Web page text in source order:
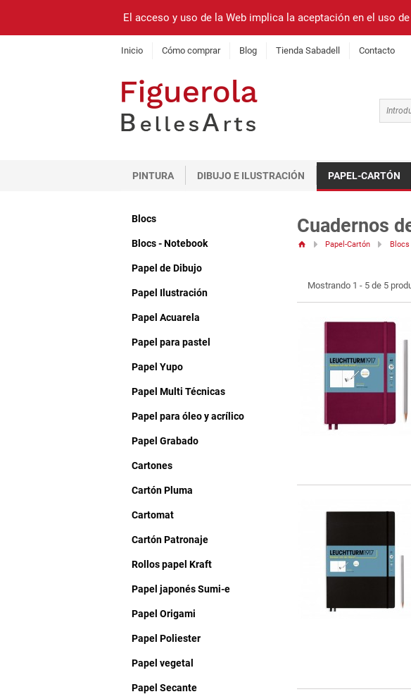
El acceso y uso de la Web implica la aceptación en el uso
Inicio Cómo comprar Blog Tienda Sabadell Contacto
PINTURA DIBUJO E ILUSTRACIÓN PAPEL-CARTÓN
Blocs
Blocs - Notebook
Papel de Dibujo
Papel Ilustración
Papel Acuarela
Papel para pastel
Papel Yupo
Papel Multi Técnicas
Papel para óleo y acrílico
Papel Grabado
Cartones
Cartón Pluma
Cartomat
Cartón Patronaje
Rollos papel Kraft
Papel japonés Sumi-e
Papel Origami
Papel Poliester
Papel vegetal
Papel Secante
Cuadernos
Papel-Cartón
Mostrando 1 - 5 de 5